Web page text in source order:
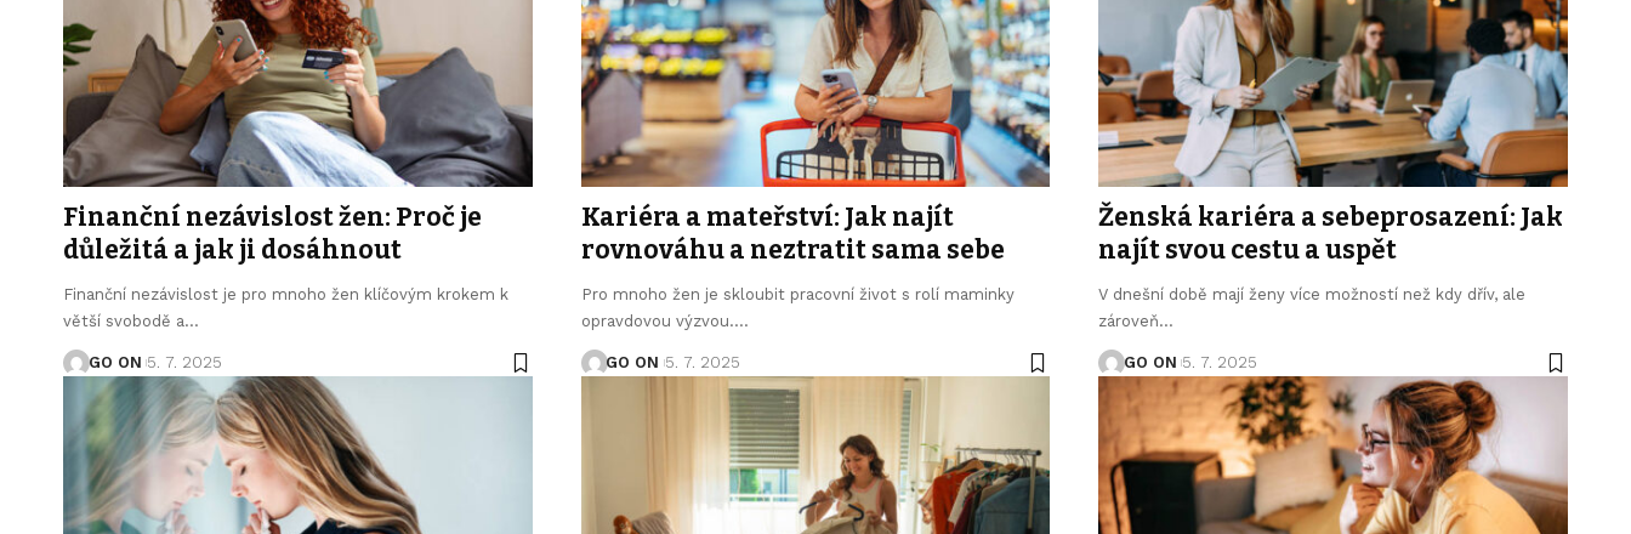
Finanční nezávislost žen: Proč je
důležitá a jak ji dosáhnout
Finanční nezávislost je pro mnoho žen klíčovým krokem k
větší svobodě a…
GO ON 5. 7. 2025
Kariéra a mateřství: Jak najít
rovnováhu a neztratit sama sebe
Pro mnoho žen je skloubit pracovní život s rolí maminky
opravdovou výzvou.…
GO ON 5. 7. 2025
Ženská kariéra a sebeprosazení: Jak
najít svou cestu a uspět
V dnešní době mají ženy více možností než kdy dřív, ale
zároveň…
GO ON 5. 7. 2025